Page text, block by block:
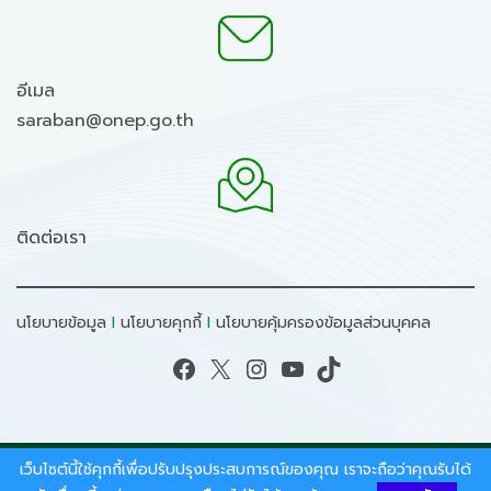
อีเมล
saraban@onep.go.th
ติดต่อเรา
นโยบายข้อมูล I นโยบายคุกกี้ I นโยบายคุ้มครองข้อมูลส่วนบุคคล
Facebook X Instagram YouTube TikTok
สงวนลิขสิทธิ์ © 2026 - สำนักงานนโยบายและแผน
เว็บไซต์นี้ใช้คุกกี้เพื่อปรับปรุงประสบการณ์ของคุณ เราจะถือว่าคุณรับได้